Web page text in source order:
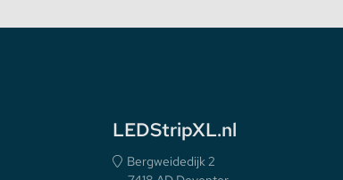
LEDStripXL.nl
Bergweidedijk 2